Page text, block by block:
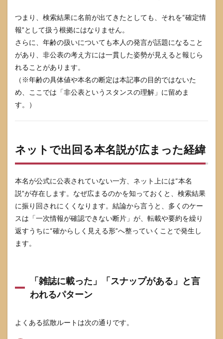
すい
5
ネッ
ト情
報を
うま
うコ
に疲
めの
践）
5.1
情報
を3段
階に
分け
る
だけ
で安
全性
きく
変わ
つまり、検索結果に名前が出てきたとしても、それを“確定情
報”として扱う根拠にはなりません。
さらに、年齢の扱いについても本人の発言が話題になること
があり、非公表の考え方には一貫した姿勢が見えると報じら
れることがあります。
（※年齢の具体値や本名の断定は本記事の目的ではないた
め、ここでは「非公表というスタンスの理解」に留めま
す。）
ネットで出回る本名説が広まった経緯
本名が公式に公表されていない一方、ネット上には“本名
説”が存在します。なぜ広まるのかを知っておくと、検索結果
に振り回されにくくなります。結論から言うと、多くのケー
スは「一次情報が確認できない断片」が、転載や要約を繰り
返すうちに“確からしく見える形”へ整っていくことで発生し
ます。
「雑誌に載った」「スナップがある」と言
われるパターン
よくある拡散ルートは次の通りです。